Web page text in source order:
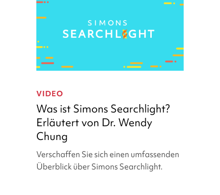
Simons
Searchlight?
Erläutert
von
Wendy
Chung
VIDEO
Was ist Simons Searchlight?
Erläutert von Dr. Wendy
Chung
Verschaffen Sie sich einen umfassenden
Überblick über Simons Searchlight.